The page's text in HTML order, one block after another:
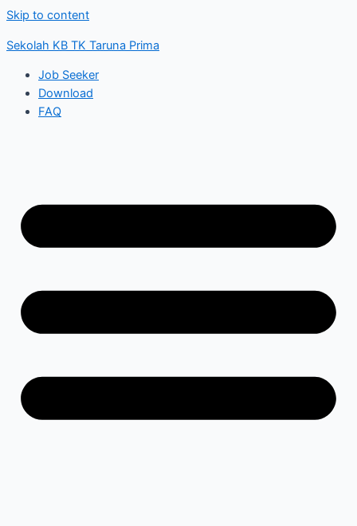
Skip to content
Sekolah KB TK Taruna Prima
Job Seeker
Download
FAQ